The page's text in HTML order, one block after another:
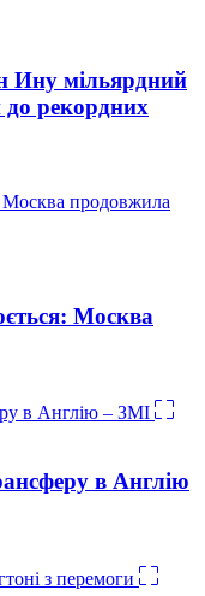
Ину мільярдний
рекордних
Москва
в Англію